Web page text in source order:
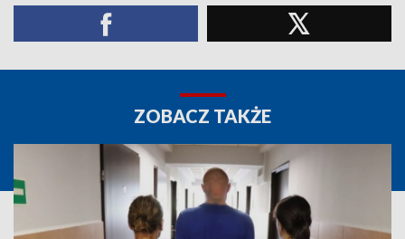
ZOBACZ TAKŻE